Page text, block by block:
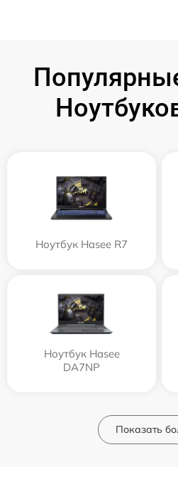
Ноутбук Hasee R7
Ноутбук Hasee
DA7NP
Показать